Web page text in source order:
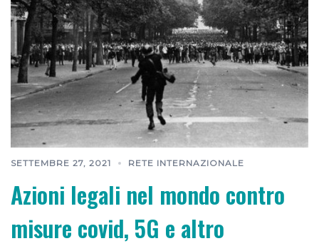
SETTEMBRE 27, 2021 RETE INTERNAZIONALE
Azioni legali nel mondo contro
misure covid, 5G e altro